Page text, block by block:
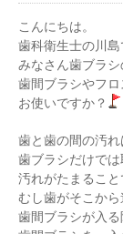
こんにちは。
歯科衛生士の川島
みなさん歯ブラシ
歯間ブラシやフロ
お使いですか？
歯と歯の間の汚れ
歯ブラシだけで
汚れがたまるこ
むし歯がそこか
歯間ブラシが入